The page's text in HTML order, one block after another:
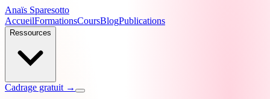
Anaïs Sparesotto
AccueilFormationsCoursBlogPublications
Ressources
Cadrage gratuit →